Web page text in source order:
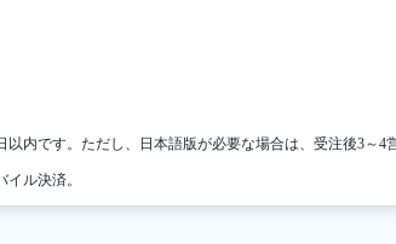
内です。ただし、日本語版が必要な場合は、受注後3～4
ル決済。